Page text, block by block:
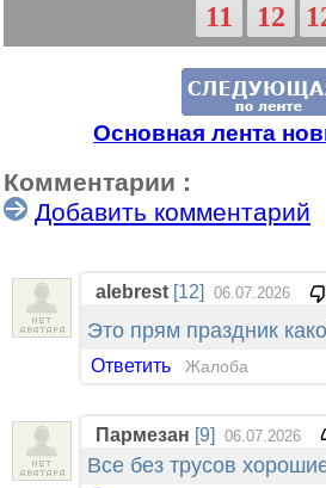
11
12
Основная лента
Комментарии :
Добавить комментарий
alebrest [12] 06.07.2026
Это прям праздник
Ответить Жалоба
Пармезан [9] 06.07.2026
Все без трусов